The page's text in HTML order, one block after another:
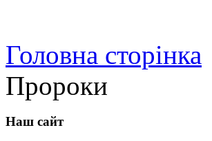
Головна сторінка
Пророки
Наш сайт